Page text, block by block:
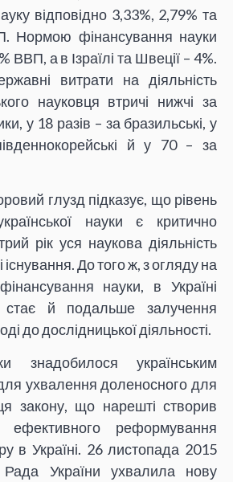
відповідно 3,33%, 2,79% та
Нормою фінансування науки
ВВП, а в Ізраїлі та Швеції – 4%.
витрати на діяльність
науковця втричі нижчі за
у 18 разів – за бразильські, у
й у 70 – за
глузд підказує, що рівень
науки є критично
рік уся наукова діяльність
До того ж, з огляду на
науки, в Україні
стає й подальше залучення
до дослідницької діяльності.
знадобилося українським
ухвалення доленосного для
закону, що нарешті створив
ефективного реформування
в Україні. 26 листопада 2015
України ухвалила нову